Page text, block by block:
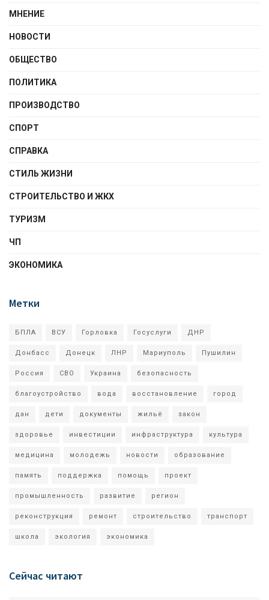
МНЕНИЕ
НОВОСТИ
ОБЩЕСТВО
ПОЛИТИКА
ПРОИЗВОДСТВО
СПОРТ
СПРАВКА
СТИЛЬ ЖИЗНИ
СТРОИТЕЛЬСТВО И ЖКХ
ТУРИЗМ
ЧП
ЭКОНОМИКА
Метки
БПЛА ВСУ Горловка Госуслуги ДНР
Донбасс Донецк ЛНР Мариуполь Пушилин
Россия СВО Украина безопасность
благоустройство вода восстановление город
дан дети документы жильё закон
здоровье инвестиции инфраструктура культура
медицина молодежь новости образование
память поддержка помощь проект
промышленность развитие регион
реконструкция ремонт строительство транспорт
школа экология экономика
Сейчас читают